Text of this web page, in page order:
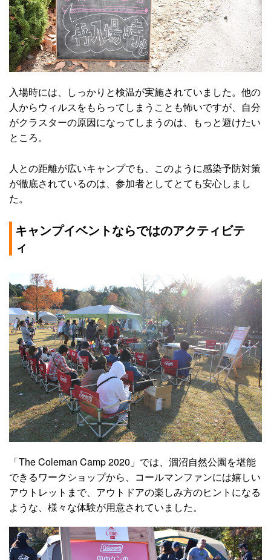
入場時には、しっかりと検温が実施されていました。他の
人からウィルスをもらってしまうことも怖いですが、自分
がクラスターの原因になってしまうのは、もっと避けたい
ところ。
人との距離が広いキャンプでも、このように感染予防対策
が徹底されているのは、参加者としてとても安心しまし
た。
キャンプイベントならではのアクティビテ
ィ
「The Coleman Camp 2020」では、涸沼自然公園を堪能
できるワークショップから、コールマンファンには嬉しい
アウトレットまで、アウトドアの楽しみ方のヒントになる
ような、様々な体験が用意されていました。